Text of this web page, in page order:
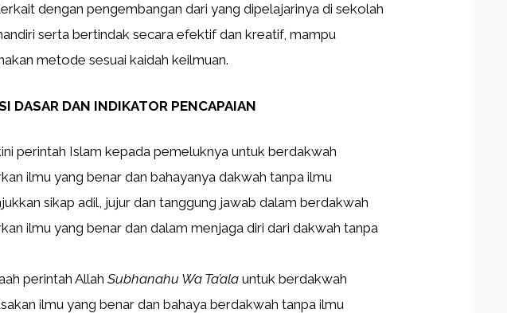
dengan pengembangan dari yang dipelajarinya di sekolah
serta bertindak secara efektif dan kreatif, mampu
metode sesuai kaidah keilmuan.
DASAR DAN INDIKATOR PENCAPAIAN
perintah Islam kepada pemeluknya untuk berdakwah
ilmu yang benar dan bahayanya dakwah tanpa ilmu
sikap adil, jujur dan tanggung jawab dalam berdakwah
ilmu yang benar dan dalam menjaga diri dari dakwah tanpa
perintah Allah Subhanahu Wa Ta’ala untuk berdakwah
ilmu yang benar dan bahaya berdakwah tanpa ilmu